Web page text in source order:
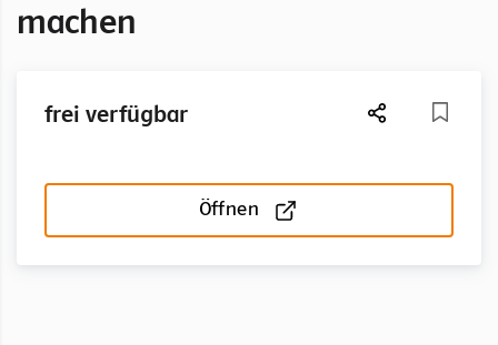
machen
frei verfügbar
Öffnen